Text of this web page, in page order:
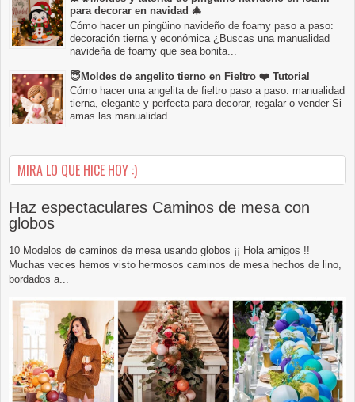
para decorar en navidad 🎄
Cómo hacer un pingüino navideño de foamy paso a paso:
decoración tierna y económica ¿Buscas una manualidad
navideña de foamy que sea bonita...
😇Moldes de angelito tierno en Fieltro ❤️ Tutorial
Cómo hacer una angelita de fieltro paso a paso: manualidad
tierna, elegante y perfecta para decorar, regalar o vender Si
amas las manualidad...
MIRA LO QUE HICE HOY :)
Haz espectaculares Caminos de mesa con
globos
10 Modelos de caminos de mesa usando globos ¡¡ Hola amigos !!
Muchas veces hemos visto hermosos caminos de mesa hechos de lino,
bordados a...